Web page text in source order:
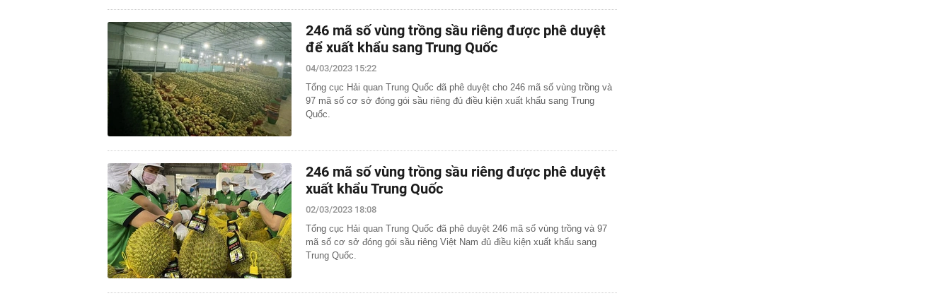
246 mã số vùng trồng sầu riêng được phê duyệt
để xuất khẩu sang Trung Quốc
04/03/2023 15:22
Tổng cục Hải quan Trung Quốc đã phê duyệt cho 246 mã số vùng trồng và
97 mã số cơ sở đóng gói sầu riêng đủ điều kiện xuất khẩu sang Trung
Quốc.
246 mã số vùng trồng sầu riêng được phê duyệt
xuất khẩu Trung Quốc
02/03/2023 18:08
Tổng cục Hải quan Trung Quốc đã phê duyệt 246 mã số vùng trồng và 97
mã số cơ sở đóng gói sầu riêng Việt Nam đủ điều kiện xuất khẩu sang
Trung Quốc.